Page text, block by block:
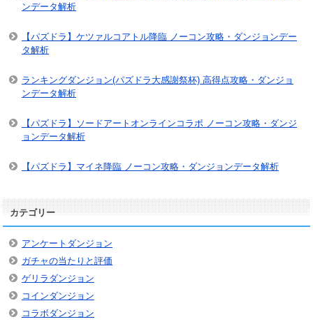
ンデータ解析
【パズドラ】ケツァルコアトル降臨 ノーコン攻略・ダンジョンデー
タ解析
ランキングダンジョン(パズドラ大感謝祭杯) 高得点攻略・ダンジョ
ンデータ解析
【パズドラ】ソードアートオンラインコラボ ノーコン攻略・ダンジ
ョンデータ解析
【パズドラ】マイネ降臨 ノーコン攻略・ダンジョンデータ解析
カテゴリー
アンケートダンジョン
ガチャの当たりと評価
ゲリラダンジョン
コインダンジョン
コラボダンジョン